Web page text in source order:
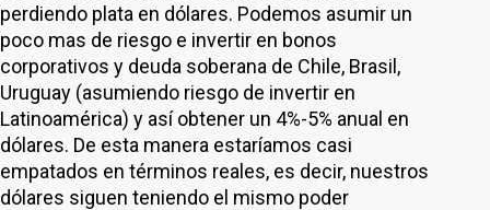
perdiendo plata en dólares. Podemos asumir un
poco mas de riesgo e invertir en bonos
corporativos y deuda soberana de Chile, Brasil,
Uruguay (asumiendo riesgo de invertir en
Latinoamérica) y así obtener un 4%-5% anual en
dólares. De esta manera estaríamos casi
empatados en términos reales, es decir, nuestros
dólares siguen teniendo el mismo poder